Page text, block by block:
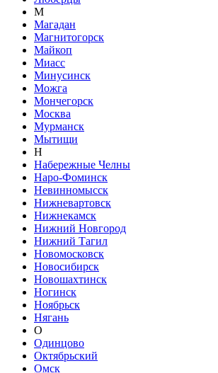
М
Магадан
Магнитогорск
Майкоп
Миасс
Минусинск
Можга
Мончегорск
Москва
Мурманск
Мытищи
Н
Набережные Челны
Наро-Фоминск
Невинномысск
Нижневартовск
Нижнекамск
Нижний Новгород
Нижний Тагил
Новомосковск
Новосибирск
Новошахтинск
Ногинск
Ноябрьск
Нягань
О
Одинцово
Октябрьский
Омск